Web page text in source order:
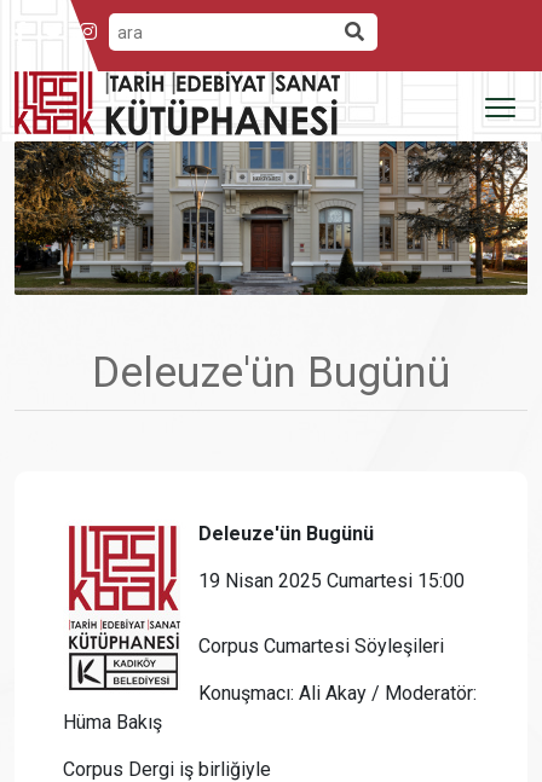
Deleuze'ün Bugünü
Deleuze'ün Bugünü
19 Nisan 2025 Cumartesi 15:00
Corpus Cumartesi Söyleşileri
Konuşmacı: Ali Akay / Moderatör:
Hüma Bakış
Corpus Dergi iş birliğiyle